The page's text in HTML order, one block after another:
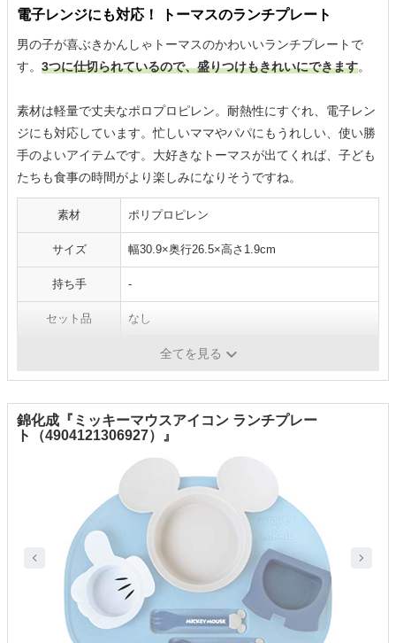
電子レンジにも対応！ トーマスのランチプレート
男の子が喜ぶきかんしゃトーマスのかわいいランチプレートで
す。 3つに仕切られているので、盛りつけもきれいにできます。
素材は軽量で丈夫なポロプロピレン。耐熱性にすぐれ、電子レン
ジにも対応しています。忙しいママやパパにもうれしい、使い勝
手のよいアイテムです。大好きなトーマスが出てくれば、子ども
たちも食事の時間がより楽しみになりそうですね。
素材 ポリプロピレン
サイズ 幅30.9×奥行26.5×高さ1.9cm
持ち手 -
セット品 なし
全てを見る
錦化成『ミッキーマウスアイコン ランチプレー
ト（4904121306927）』